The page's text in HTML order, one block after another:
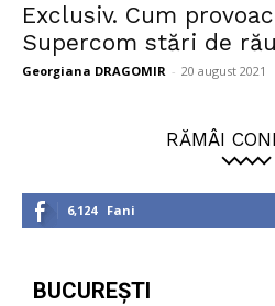
Exclusiv. Cum
Supercom stări de
Georgiana DRAGOMIR - 20 august 2021
RĂMÂI
6,124 Fani
BUCUREȘTI